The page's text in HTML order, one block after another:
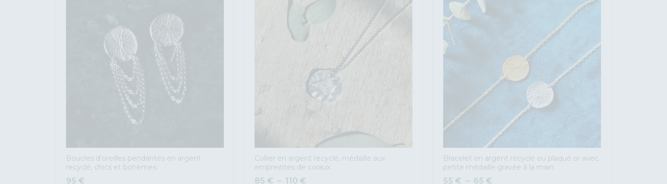
Boucles d’oreilles pendantes en argent
recyclé, chics et bohèmes.
95 €
Collier en argent recyclé, médaille aux
empreintes de coraux.
85 € – 110 €
Bracelet en argent recyclé ou plaqué or avec
petite médaille gravée à la main
55 € – 65 €